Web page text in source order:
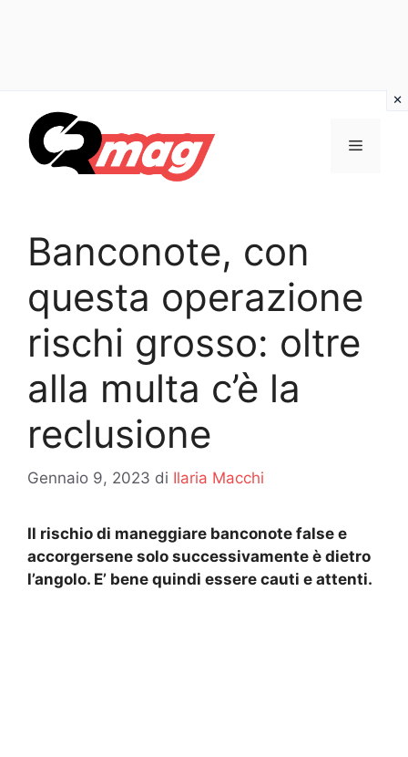
contenuto
Menu
Banconote, con
questa operazione
rischi grosso: oltre
alla multa c’è la
reclusione
Gennaio 9, 2023 di Ilaria Macchi
Il rischio di maneggiare banconote false e
accorgersene solo successivamente è dietro
l’angolo. E’ bene quindi essere cauti e attenti.